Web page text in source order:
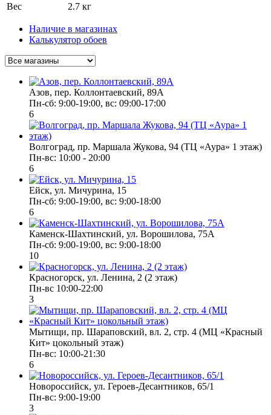
Вес
2.7 кг
Наличие в магазинах
Калькулятор обоев
Азов, пер. Коллонтаевский, 89А
Пн-сб: 9:00-19:00, вс: 09:00-17:00
6
Волгоград, пр. Маршала Жукова, 94 (ТЦ «Аура» 1 этаж)
Пн-вс: 10:00 - 20:00
6
Ейск, ул. Мичурина, 15
Пн-cб: 9:00-19:00, вс: 9:00-18:00
6
Каменск-Шахтинский, ул. Ворошилова, 75А
Пн-сб: 9:00-19:00, вс: 9:00-18:00
10
Красногорск, ул. Ленина, 2 (2 этаж)
Пн-вс 10:00-22:00
3
Мытищи, пр. Шараповский, вл. 2, стр. 4 (МЦ «Красный
Кит» цокольный этаж)
Пн-вс: 10:00-21:30
6
Новороссийск, ул. Героев-Десантников, 65/1
Пн-вс: 9:00-19:00
3